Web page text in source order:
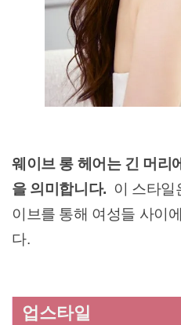
웨이브 롱 헤어는 긴 머리
을 의미합니다. 이 스타일
이브를 통해 여성들 사이
다.
업스타일